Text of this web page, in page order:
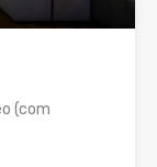
(com